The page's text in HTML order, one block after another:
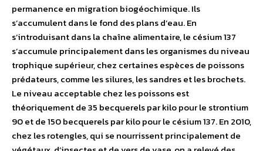
permanence en migration biogéochimique. Ils
s’accumulent dans le fond des plans d’eau. En
s’introduisant dans la chaîne alimentaire, le césium 137
s’accumule principalement dans les organismes du niveau
trophique supérieur, chez certaines espèces de poissons
prédateurs, comme les silures, les sandres et les brochets.
Le niveau acceptable chez les poissons est
théoriquement de 35 becquerels par kilo pour le strontium
90 et de 150 becquerels par kilo pour le césium 137. En 2010,
chez les rotengles, qui se nourrissent principalement de